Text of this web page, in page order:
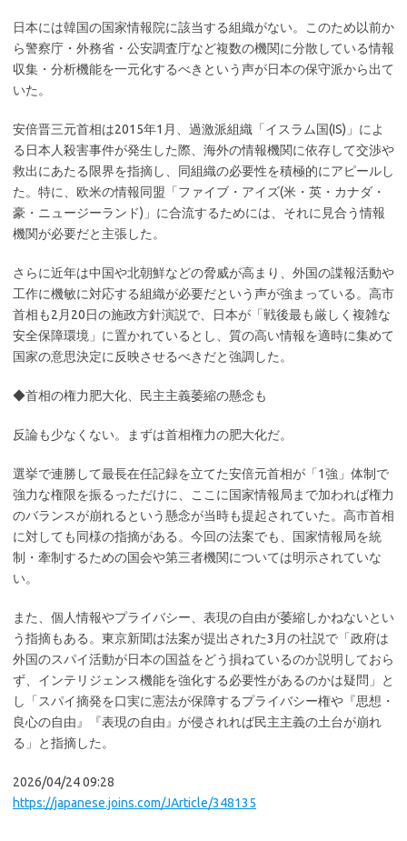
日本には韓国の国家情報院に該当する組織がない。このため以前か
ら警察庁・外務省・公安調査庁など複数の機関に分散している情報
収集・分析機能を一元化するべきという声が日本の保守派から出て
いた。
安倍晋三元首相は2015年1月、過激派組織「イスラム国(IS)」によ
る日本人殺害事件が発生した際、海外の情報機関に依存して交渉や
救出にあたる限界を指摘し、同組織の必要性を積極的にアピールし
た。特に、欧米の情報同盟「ファイブ・アイズ(米・英・カナダ・
豪・ニュージーランド)」に合流するためには、それに見合う情報
機関が必要だと主張した。
さらに近年は中国や北朝鮮などの脅威が高まり、外国の諜報活動や
工作に機敏に対応する組織が必要だという声が強まっている。高市
首相も2月20日の施政方針演説で、日本が「戦後最も厳しく複雑な
安全保障環境」に置かれているとし、質の高い情報を適時に集めて
国家の意思決定に反映させるべきだと強調した。
◆首相の権力肥大化、民主主義萎縮の懸念も
反論も少なくない。まずは首相権力の肥大化だ。
選挙で連勝して最長在任記録を立てた安倍元首相が「1強」体制で
強力な権限を振るっただけに、ここに国家情報局まで加われば権力
のバランスが崩れるという懸念が当時も提起されていた。高市首相
に対しても同様の指摘がある。今回の法案でも、国家情報局を統
制・牽制するための国会や第三者機関については明示されていな
い。
また、個人情報やプライバシー、表現の自由が萎縮しかねないとい
う指摘もある。東京新聞は法案が提出された3月の社説で「政府は
外国のスパイ活動が日本の国益をどう損ねているのか説明しておら
ず、インテリジェンス機能を強化する必要性があるのかは疑問」と
し「スパイ摘発を口実に憲法が保障するプライバシー権や『思想・
良心の自由』『表現の自由』が侵されれば民主主義の土台が崩れ
る」と指摘した。
2026/04/24 09:28
https://japanese.joins.com/JArticle/348135